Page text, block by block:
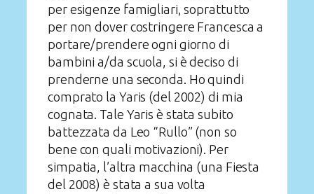
per esigenze famigliari, soprattutto
per non dover costringere Francesca a
portare/prendere ogni giorno di
bambini a/da scuola, si è deciso di
prenderne una seconda. Ho quindi
comprato la Yaris (del 2002) di mia
cognata. Tale Yaris è stata subito
battezzata da Leo “Rullo” (non so
bene con quali motivazioni). Per
simpatia, l’altra macchina (una Fiesta
del 2008) è stata a sua volta